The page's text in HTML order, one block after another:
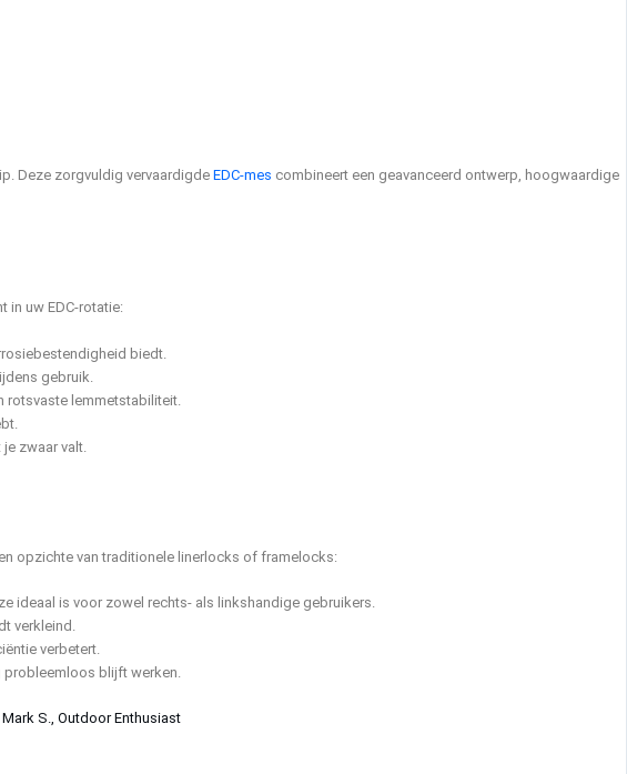
Deze zorgvuldig vervaardigde EDC-mes combineert een geavanceerd ontwerp, hoogwaardige
in uw EDC-rotatie:
biedt.
gebruik.
rotsvaste lemmetstabiliteit.
zwaar valt.
opzichte van traditionele linerlocks of framelocks:
ideaal is voor zowel rechts- als linkshandige gebruikers.
verkleind.
verbetert.
probleemloos blijft werken.
S., Outdoor Enthusiast